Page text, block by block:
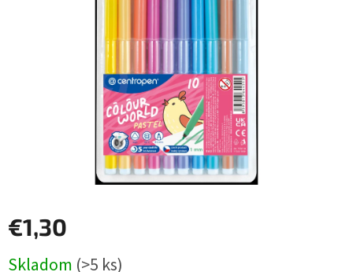
€1,30
cena:
Skladom (>5 ks)